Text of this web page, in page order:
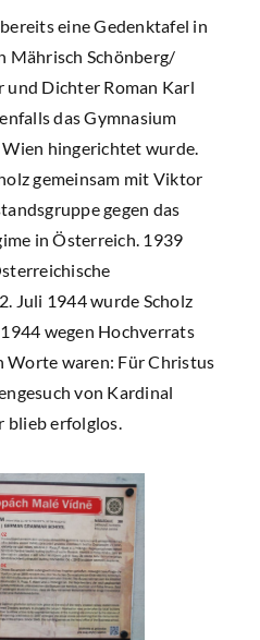
eine Gedenktafel in
Mährisch Schönberg/
und Dichter Roman Karl
das Gymnasium
hingerichtet wurde.
gemeinsam mit Viktor
gegen das
in Österreich. 1939
Juli 1944 wurde Scholz
wegen Hochverrats
Worte waren: Für Christus
von Kardinal
blieb erfolglos.